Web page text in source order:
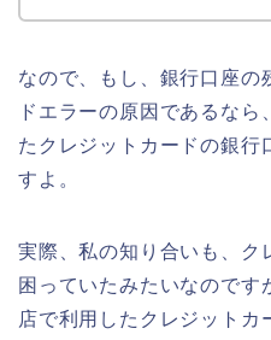
なので、もし、銀行口座の
ドエラーの原因であるな
たクレジットカードの銀行
すよ。
実際、私の知り合いも、ク
困っていたみたいなので
店で利用したクレジットカ